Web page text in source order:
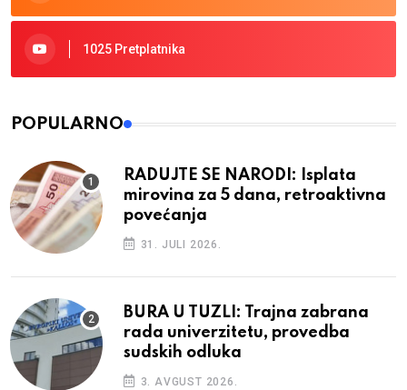
1025 Pretplatnika
POPULARNO
RADUJTE SE NARODI: Isplata
mirovina za 5 dana, retroaktivna
povećanja
31. JULI 2026.
BURA U TUZLI: Trajna zabrana
rada univerzitetu, provedba
sudskih odluka
3. AVGUST 2026.